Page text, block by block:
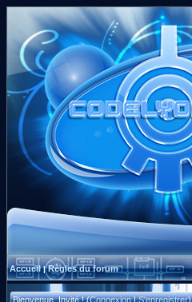
Accueil|Règles du forum
Bienvenue, Invité ! (Connexion|S'enregistrer)